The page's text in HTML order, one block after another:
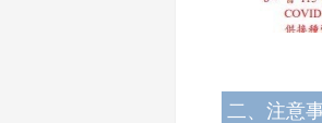
二、注意